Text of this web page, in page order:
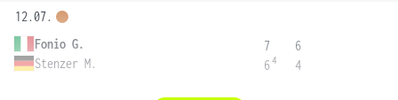
12.07.
Fonio G.
Stenzer M.
7
6 4
6
4